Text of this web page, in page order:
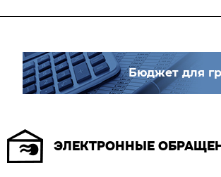
Бюджет для
ЭЛЕКТРОННЫЕ